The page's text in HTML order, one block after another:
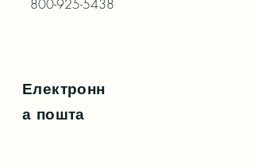
800-925-5438
Електронн
а пошта